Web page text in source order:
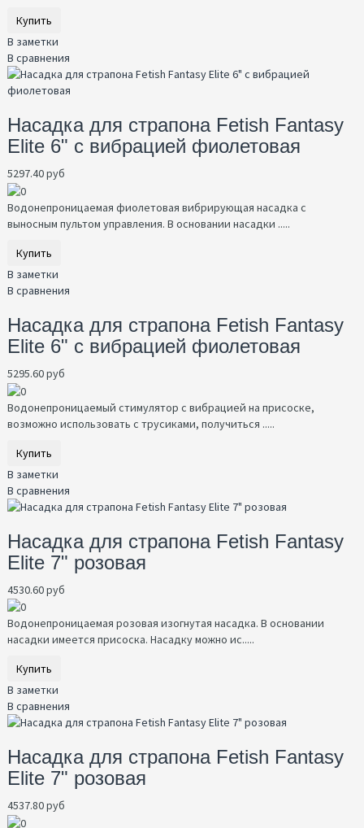
Купить
В заметки
В сравнения
Насадка для страпона Fetish Fantasy
Elite 6" с вибрацией фиолетовая
5297.40 руб
Водонепроницаемая фиолетовая вибрирующая насадка с
выносным пультом управления. В основании насадки .....
Купить
В заметки
В сравнения
Насадка для страпона Fetish Fantasy
Elite 6" с вибрацией фиолетовая
5295.60 руб
Водонепроницаемый стимулятор с вибрацией на присоске,
возможно использовать с трусиками, получиться .....
Купить
В заметки
В сравнения
Насадка для страпона Fetish Fantasy
Elite 7" розовая
4530.60 руб
Водонепроницаемая розовая изогнутая насадка. В основании
насадки имеется присоска. Насадку можно ис.....
Купить
В заметки
В сравнения
Насадка для страпона Fetish Fantasy
Elite 7" розовая
4537.80 руб